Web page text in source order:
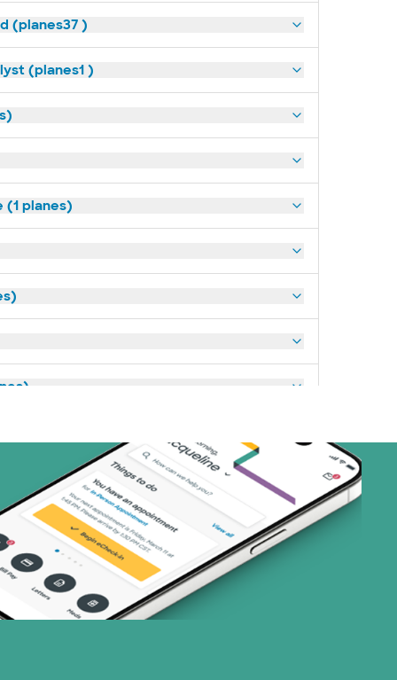
(planes37 )
(planes1 )
(1 planes)
(3 planes)